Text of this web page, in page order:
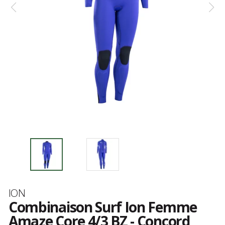
Marque
ION
Combinaison Surf Ion Femme
Amaze Core 4/3 BZ - Concord